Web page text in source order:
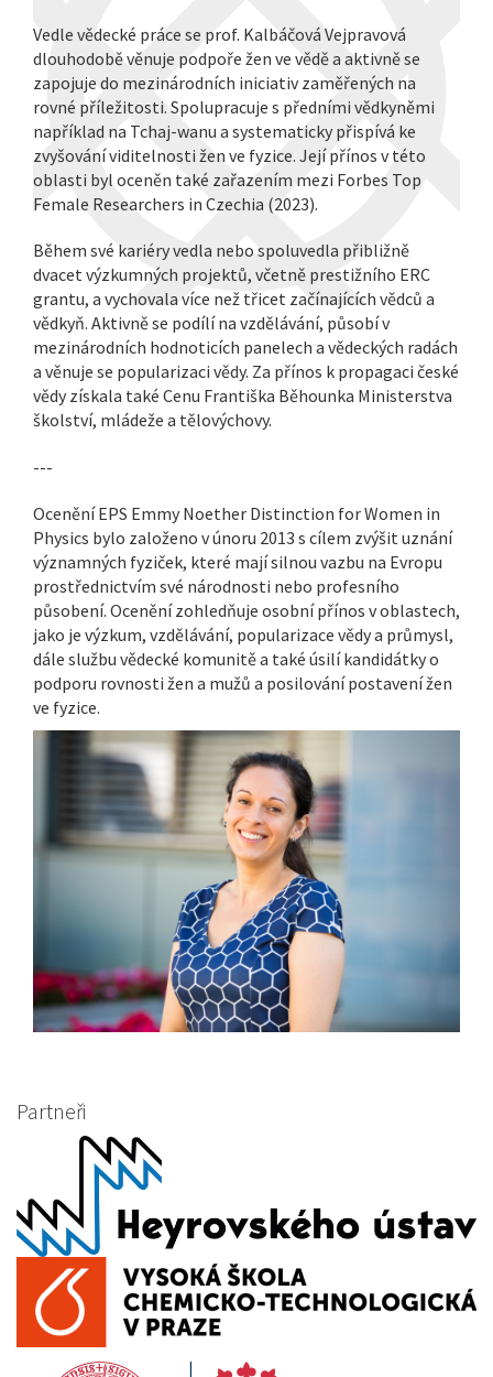
Vedle vědecké práce se prof. Kalbáčová Vejpravová
dlouhodobě věnuje podpoře žen ve vědě a aktivně se
zapojuje do mezinárodních iniciativ zaměřených na
rovné příležitosti. Spolupracuje s předními vědkyněmi
například na Tchaj-wanu a systematicky přispívá ke
zvyšování viditelnosti žen ve fyzice. Její přínos v této
oblasti byl oceněn také zařazením mezi Forbes Top
Female Researchers in Czechia (2023).
Během své kariéry vedla nebo spoluvedla přibližně
dvacet výzkumných projektů, včetně prestižního ERC
grantu, a vychovala více než třicet začínajících vědců a
vědkyň. Aktivně se podílí na vzdělávání, působí v
mezinárodních hodnoticích panelech a vědeckých radách
a věnuje se popularizaci vědy. Za přínos k propagaci české
vědy získala také Cenu Františka Běhounka Ministerstva
školství, mládeže a tělovýchovy.
---
Ocenění EPS Emmy Noether Distinction for Women in
Physics bylo založeno v únoru 2013 s cílem zvýšit uznání
významných fyziček, které mají silnou vazbu na Evropu
prostřednictvím své národnosti nebo profesního
působení. Ocenění zohledňuje osobní přínos v oblastech,
jako je výzkum, vzdělávání, popularizace vědy a průmysl,
dále službu vědecké komunitě a také úsilí kandidátky o
podporu rovnosti žen a mužů a posilování postavení žen
ve fyzice.
Partneři